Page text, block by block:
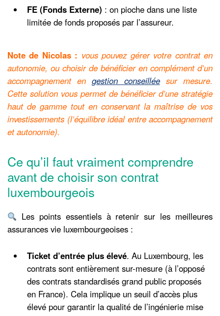
FE (Fonds Externe) : on pioche dans une liste
limitée de fonds proposés par l’assureur.
Note de Nicolas : vous pouvez gérer votre contrat en
autonomie, ou choisir de bénéficier en complément d’un
accompagnement engestion conseilléesur mesure.
Cette solution vous permet de bénéficier d’une stratégie
haut de gamme tout en conservant la maîtrise de vos
investissements (l’équilibre idéal entre accompagnement
et autonomie).
Ce qu’il faut vraiment comprendre
avant de choisir son contrat
luxembourgeois
Les points essentiels à retenir sur les meilleures
assurances vie luxembourgeoises :
Ticket d’entrée plus élevé. Au Luxembourg, les
contrats sont entièrement sur-mesure (à l’opposé
des contrats standardisés grand public proposés
en France). Cela implique un seuil d’accès plus
élevé pour garantir la qualité de l’ingénierie mise